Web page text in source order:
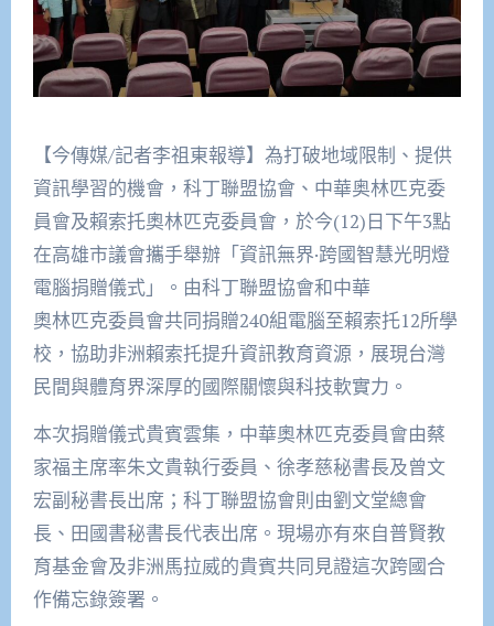
【今傳媒/記者李祖東報導】為打破地域限制、提供
資訊學習的機會，科丁聯盟協會、中華奥林匹克委
員會及賴索托奧林匹克委員會，於今(12)日下午3點
在高雄市議會攜手舉辦「資訊無界·跨國智慧光明燈
電腦捐贈儀式」。由科丁聯盟協會和中華
奧林匹克委員會共同捐贈240組電腦至賴索托12所學
校，協助非洲賴索托提升資訊教育資源，展現台灣
民間與體育界深厚的國際關懷與科技軟實力。
本次捐贈儀式貴賓雲集，中華奧林匹克委員會由蔡
家福主席率朱文貴執行委員、徐孝慈秘書長及曾文
宏副秘書長出席；科丁聯盟協會則由劉文堂總會
長、田國書秘書長代表出席。現場亦有來自普賢教
育基金會及非洲馬拉威的貴賓共同見證這次跨國合
作備忘錄簽署。